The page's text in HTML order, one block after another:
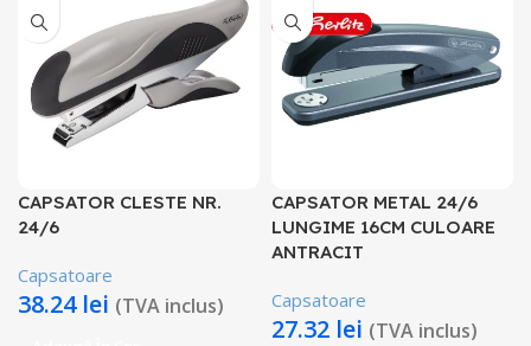
CAPSATOR CLESTE NR.
24/6
Capsatoare
38.24 lei (TVA inclus)
CAPSATOR METAL 24/6
LUNGIME 16CM CULOARE
ANTRACIT
Capsatoare
27.32 lei (TVA inclus)